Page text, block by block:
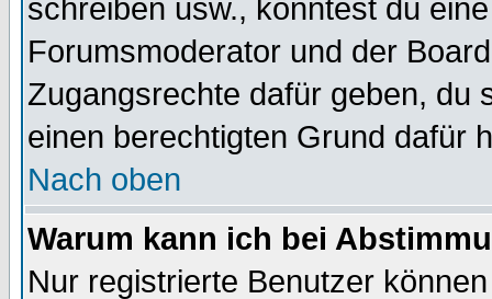
schreiben usw., könntest du
Forumsmoderator und der
Zugangsrechte dafür geben, du
einen berechtigten Grund dafür
Nach oben
Warum kann ich bei
Nur registrierte Benutzer